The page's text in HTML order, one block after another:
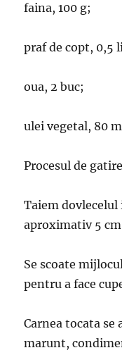
faina, 100 g;
praf de copt, 0,5
oua, 2 buc;
ulei vegetal, 80
Procesul de
Taiem dovlecelul
aproximativ 5
Se scoate
pentru a face
Carnea tocata se
marunt,